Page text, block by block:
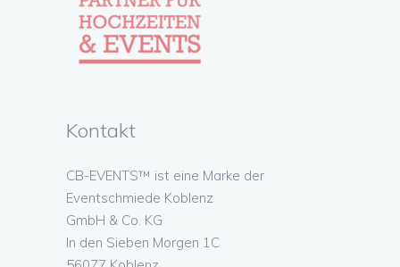
Kontakt
CB-EVENTS™ ist eine Marke der
Eventschmiede Koblenz
GmbH & Co. KG
In den Sieben Morgen 1C